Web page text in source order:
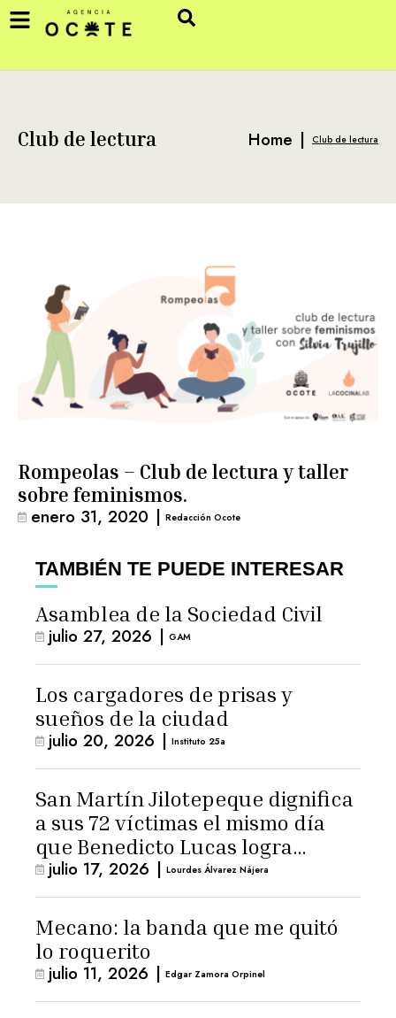
Club de lectura Home | Club de lectura
Rompeolas – Club de lectura y taller
sobre feminismos.
enero 31, 2020 | Redacción Ocote
TAMBIÉN TE PUEDE INTERESAR
Asamblea de la Sociedad Civil
julio 27, 2026 | GAM
Los cargadores de prisas y
sueños de la ciudad
julio 20, 2026 | Instituto 25a
San Martín Jilotepeque dignifica
a sus 72 víctimas el mismo día
que Benedicto Lucas logra
arresto domiciliario
julio 17, 2026 | Lourdes Álvarez Nájera
Mecano: la banda que me quitó
lo roquerito
julio 11, 2026 | Edgar Zamora Orpinel